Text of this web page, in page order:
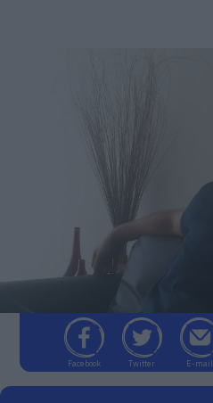
Facebook Twitter E-mail